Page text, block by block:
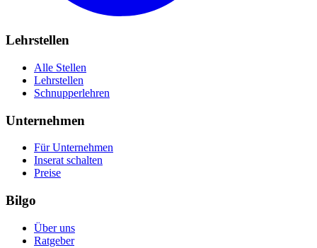
Lehrstellen
Alle Stellen
Lehrstellen
Schnupperlehren
Unternehmen
Für Unternehmen
Inserat schalten
Preise
Bilgo
Über uns
Ratgeber